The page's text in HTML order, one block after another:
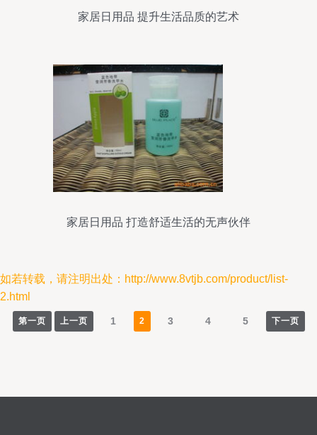
家居日用品 提升生活品质的艺术
家居日用品 打造舒适生活的无声伙伴
如若转载，请注明出处：http://www.8vtjb.com/product/list-
2.html
第一页 上一页 1 2 3 4 5 下一页